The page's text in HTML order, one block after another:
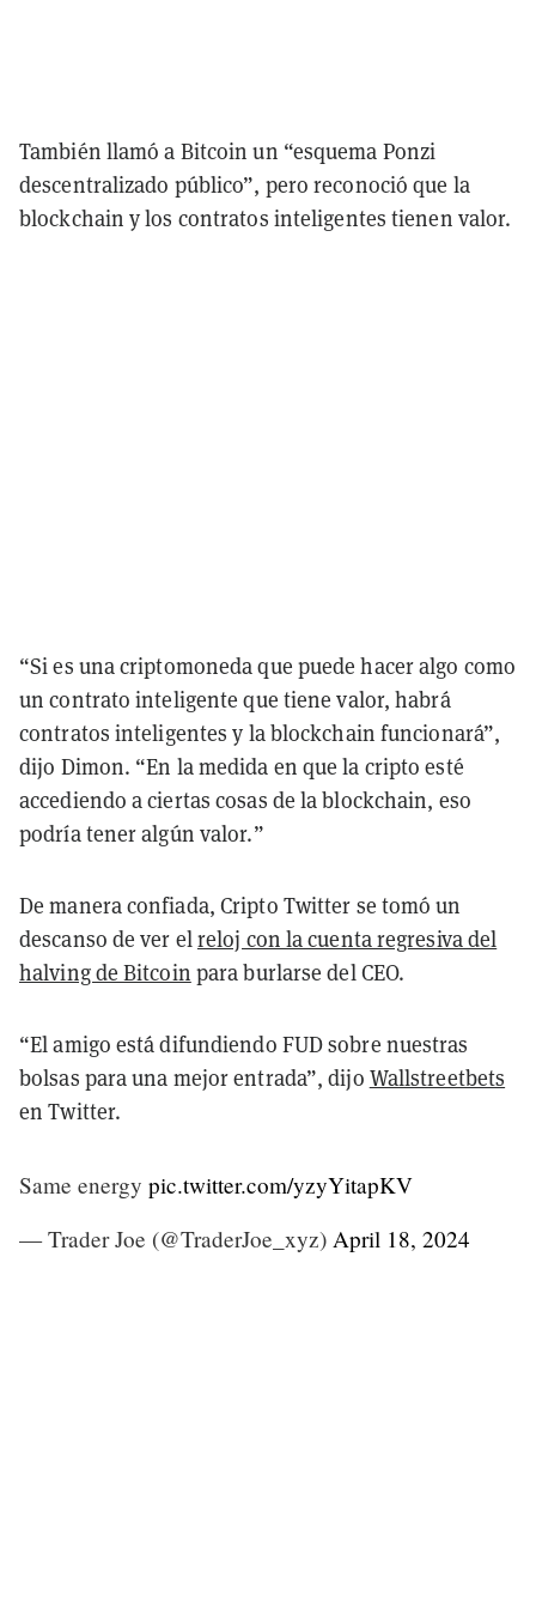
También llamó a Bitcoin un “esquema Ponzi
descentralizado público”, pero reconoció que la
blockchain y los contratos inteligentes tienen valor.
“Si es una criptomoneda que puede hacer algo como
un contrato inteligente que tiene valor, habrá
contratos inteligentes y la blockchain funcionará”,
dijo Dimon. “En la medida en que la cripto esté
accediendo a ciertas cosas de la blockchain, eso
podría tener algún valor.”
De manera confiada, Cripto Twitter se tomó un
descanso de ver elreloj con la cuenta regresiva del
halving de Bitcoin para burlarse del CEO.
“El amigo está difundiendo FUD sobre nuestras
bolsas para una mejor entrada”, dijo Wallstreetbets
en Twitter.
Same energy pic.twitter.com/yzyYitapKV
— Trader Joe (@TraderJoe_xyz) April 18, 2024